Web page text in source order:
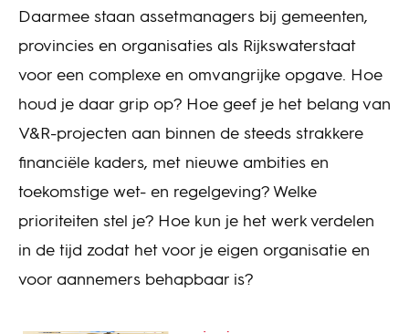
Daarmee staan assetmanagers bij gemeenten,
provincies en organisaties als Rijkswaterstaat
voor een complexe en omvangrijke opgave. Hoe
houd je daar grip op? Hoe geef je het belang van
V&R-projecten aan binnen de steeds strakkere
financiële kaders, met nieuwe ambities en
toekomstige wet- en regelgeving? Welke
prioriteiten stel je? Hoe kun je het werk verdelen
in de tijd zodat het voor je eigen organisatie en
voor aannemers behapbaar is?